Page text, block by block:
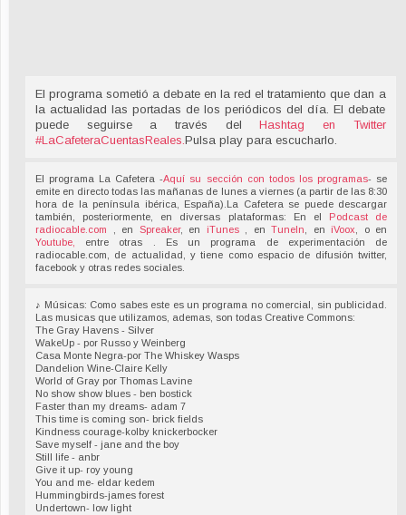
El programa sometió a debate en la red el tratamiento que dan a
la actualidad las portadas de los periódicos del día. El debate
puede seguirse a través delHashtag en Twitter
#LaCafeteraCuentasReales.Pulsa play para escucharlo.
El programa La Cafetera -Aquí su sección con todos los programas- se
emite en directo todas las mañanas de lunes a viernes (a partir de las 8:30
hora de la península ibérica, España).La Cafetera se puede descargar
también, posteriormente, en diversas plataformas: En el
Podcast de
radiocable.com
, en Spreaker, en iTunes , enTuneIn , en iVoox , o en
Youtube,
entre otras . Es un programa de experimentación de
radiocable.com, de actualidad, y tiene como espacio de difusión twitter,
facebook y otras redes sociales.
♪ Músicas: Como sabes este es un programa no comercial, sin publicidad.
Las musicas que utilizamos, ademas, son todas Creative Commons:
The Gray Havens - Silver
WakeUp - por Russo y Weinberg
Casa Monte Negra-por The Whiskey Wasps
Dandelion Wine-Claire Kelly
World of Gray por Thomas Lavine
No show show blues - ben bostick
Faster than my dreams- adam 7
This time is coming son- brick fields
Kindness courage-kolby knickerbocker
Save myself - jane and the boy
Still life - anbr
Give it up- roy young
You and me- eldar kedem
Hummingbirds-james forest
Undertown- low light